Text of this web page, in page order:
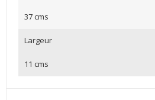
37 cms
Largeur
11 cms